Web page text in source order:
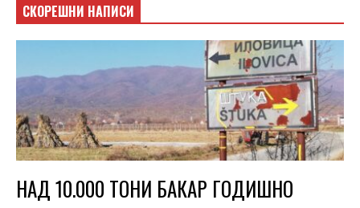
СКОРЕШНИ НАПИСИ
НАД 10.000 ТОНИ БАКАР ГОДИШНО